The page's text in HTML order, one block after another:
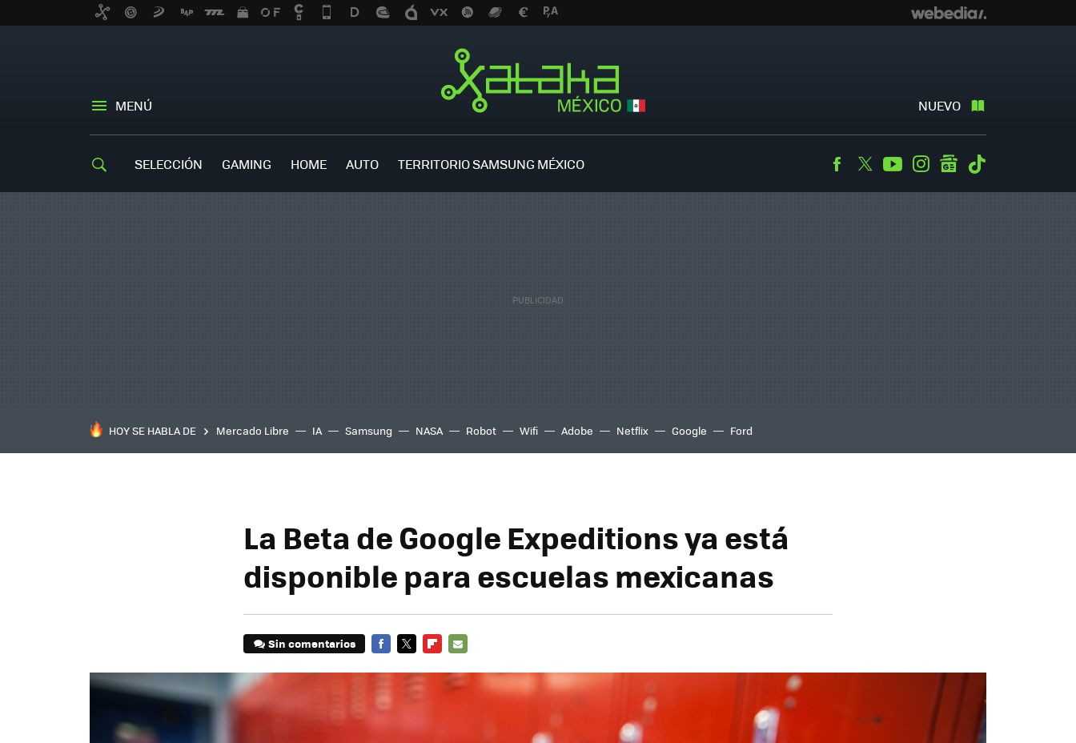
MENÚ NUEVO
SELECCIÓN GAMING HOME AUTO TERRITORIO SAMSUNG MÉXICO Facebook
TwitterYoutubeInstagramgooglenews
HOY SE HABLA DE Mercado Libre IA Samsung NASA Robot Wifi Adobe Netflix Google Ford
La Beta de Google Expeditions ya está
disponible para escuelas mexicanas
Sin comentarios
MAIL